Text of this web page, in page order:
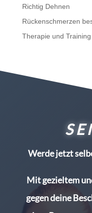
Richtig Dehnen
Rückenschmerzen
Therapie und Training
Werde jetzt
Mit gezieltem
gegen deine